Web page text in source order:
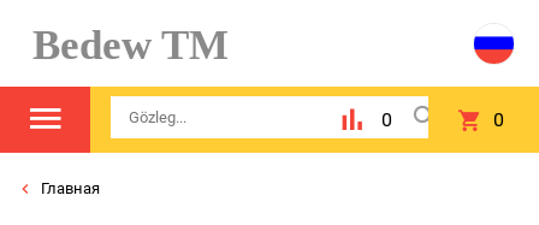
Bedew TM
0 0
Главная